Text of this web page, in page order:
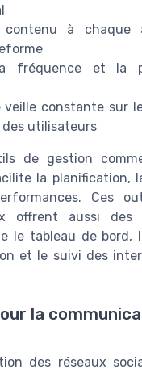
contenu à chaque
fréquence et la
veille constante sur
des utilisateurs
de gestion
la planification,
Ces
offrent aussi des
le tableau de bord,
et le suivi des
la
des réseaux